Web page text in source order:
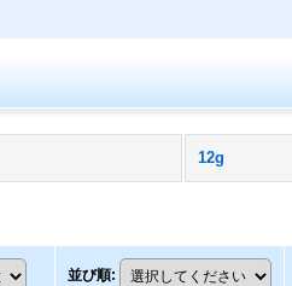
12g
並び順: